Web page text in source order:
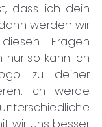
werden wir
Fragen
nur so kann ich
Ich werde
wir uns besser